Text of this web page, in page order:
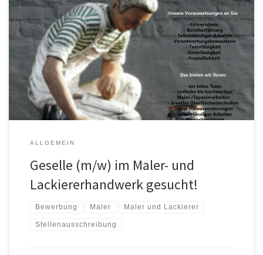
Wir suchen, ab sofort, einen berufserfahrenen Gesellen (m/w)
im Maler- und Lackiererhandwerk! Unsere Voraussetzungen an Sie
sind: Führerschein Berufserfahrung Selbstständiges Arbeiten
Verantwortungsbewusstsein Teamfähigkeit Zuverlässigkeit
Freundlichkeit Das bieten wir ihnen in unserem Betrieb: fachliches
Know-How seit 5 Generationen ein tolles Team Baustellenleitung
selbstständiges Arbeiten einfache bis hochwertige Maler/- […]
ALLGEMEIN
Geselle (m/w) im Maler- und
Lackiererhandwerk gesucht!
Bewerbung Maler Maler und Lackierer
Stellenausschreibung